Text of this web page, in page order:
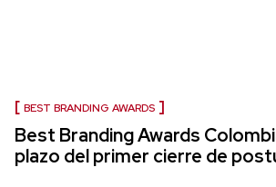
BEST BRANDING AWARDS
Best Branding Awards
plazo del primer cierre de